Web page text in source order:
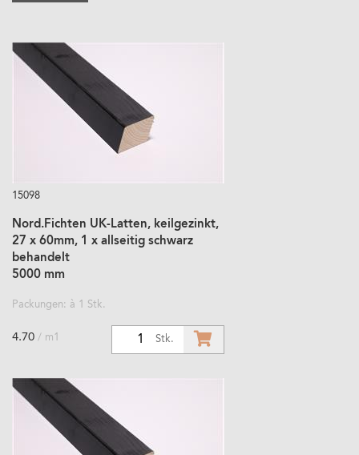
15098
Nord.Fichten UK-Latten, keilgezinkt,
27 x 60mm, 1 x allseitig schwarz
behandelt
5000 mm
Packungen: à 1 Stk.
Stk.
4.70 / m1